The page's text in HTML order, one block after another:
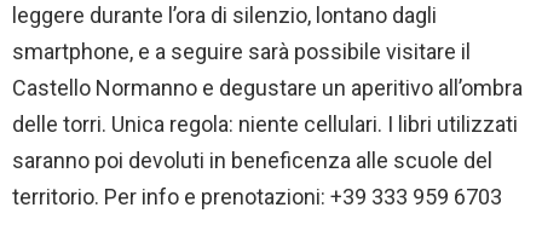
leggere durante l’ora di silenzio, lontano dagli
smartphone, e a seguire sarà possibile visitare il
Castello Normanno e degustare un aperitivo all’ombra
delle torri. Unica regola: niente cellulari. I libri utilizzati
saranno poi devoluti in beneficenza alle scuole del
territorio. Per info e prenotazioni: +39 333 959 6703